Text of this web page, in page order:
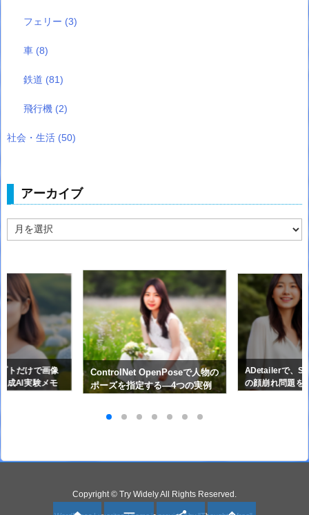
フェリー (3)
車 (8)
鉄道 (81)
飛行機 (2)
社会・生活 (50)
アーカイブ
ー
ブ
トだけで画像
成AI実験メモ
ControlNet OpenPoseで人物の
ポーズを指定する―4つの実例
生成AI実験メモ ⑤
ADetailerで、
の顔崩れ問題を
Copyright © Try WidelyAll Rights Reserved.